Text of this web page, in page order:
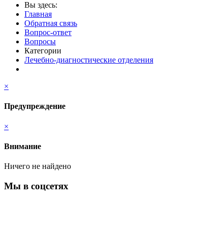
Вы здесь:
Главная
Обратная связь
Вопрос-ответ
Вопросы
Категории
Лечебно-диагностические отделения
×
Предупреждение
×
Внимание
Ничего не найдено
Мы в соцсетях